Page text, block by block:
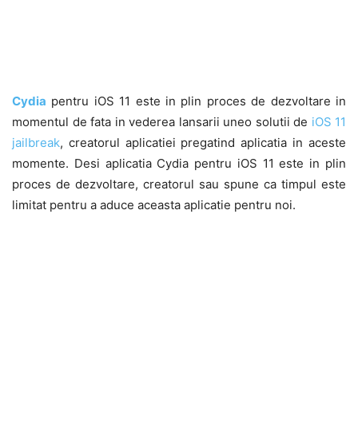
Cydia pentru iOS 11 este in plin proces de dezvoltare in
momentul de fata in vederea lansarii uneo solutii de iOS 11
jailbreak, creatorul aplicatiei pregatind aplicatia in aceste
momente. Desi aplicatia Cydia pentru iOS 11 este in plin
proces de dezvoltare, creatorul sau spune ca timpul este
limitat pentru a aduce aceasta aplicatie pentru noi.